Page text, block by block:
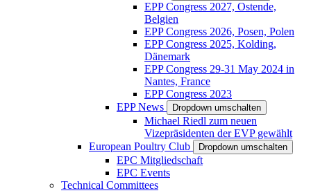
EPP Congress 2027, Ostende,
Belgien
EPP Congress 2026, Posen, Polen
EPP Congress 2025, Kolding,
Dänemark
EPP Congress 29-31 May 2024 in
Nantes, France
EPP Congress 2023
EPP News
Dropdown umschalten
Michael Riedl zum neuen
Vizepräsidenten der EVP gewählt
European Poultry Club
Dropdown umschalten
EPC Mitgliedschaft
EPC Events
Technical Committees